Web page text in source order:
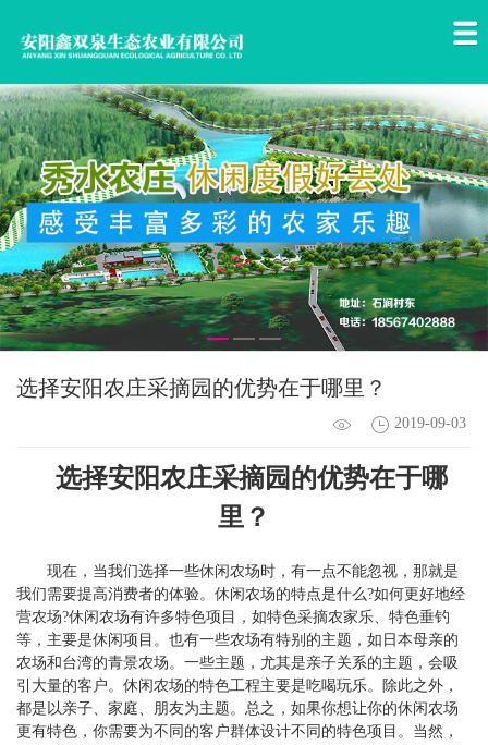
选择安阳农庄采摘园的优势在于哪里？
2019-09-03
选择安阳农庄采摘园的优势在于哪
里？
现在，当我们选择一些休闲农场时，有一点不能忽视，那就是
我们需要提高消费者的体验。休闲农场的特点是什么?如何更好地经
营农场?休闲农场有许多特色项目，如特色采摘农家乐、特色垂钓
等，主要是休闲项目。也有一些农场有特别的主题，如日本母亲的
农场和台湾的青景农场。一些主题，尤其是亲子关系的主题，会吸
引大量的客户。休闲农场的特色工程主要是吃喝玩乐。除此之外，
都是以亲子、家庭、朋友为主题。总之，如果你想让你的休闲农场
更有特色，你需要为不同的客户群体设计不同的特色项目。当然，